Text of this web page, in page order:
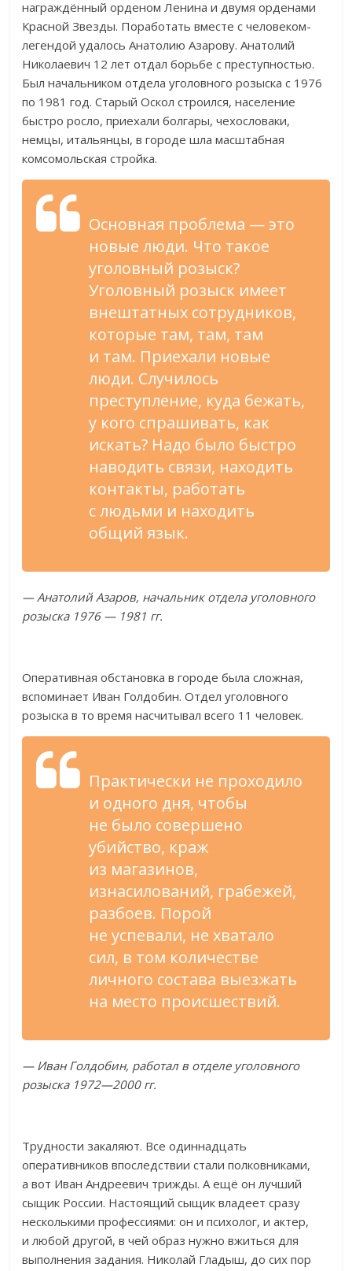
награждённый орденом Ленина и двумя орденами
Красной Звезды. Поработать вместе с человеком-
легендой удалось Анатолию Азарову. Анатолий
Николаевич 12 лет отдал борьбе с преступностью.
Был начальником отдела уголовного розыска с 1976
по 1981 год. Старый Оскол строился, население
быстро росло, приехали болгары, чехословаки,
немцы, итальянцы, в городе шла масштабная
комсомольская стройка.
Основная проблема —это
новые люди. Что такое
уголовный розыск?
Уголовный розыск имеет
внештатных сотрудников,
которые там, там, там
и там. Приехали новые
люди. Случилось
преступление, куда бежать,
у кого спрашивать, как
искать? Надо было быстро
наводить связи, находить
контакты, работать
с людьми и находить
общий язык.
— Анатолий Азаров, начальник отдела уголовного
розыска 1976 —1981 гг.
Оперативная обстановка в городе была сложная,
вспоминает Иван Голдобин. Отдел уголовного
розыска в то время насчитывал всего 11 человек.
Практически не проходило
и одного дня, чтобы
не было совершено
убийство, краж
из магазинов,
изнасилований, грабежей,
разбоев. Порой
не успевали, не хватало
сил, в том количестве
личного состава выезжать
на место происшествий.
— Иван Голдобин, работал в отделе уголовного
розыска 1972—2000 гг.
Трудности закаляют. Все одиннадцать
оперативников впоследствии стали полковниками,
а вот Иван Андреевич трижды. А ещё он лучший
сыщик России. Настоящий сыщик владеет сразу
несколькими профессиями: он и психолог, и актер,
и любой другой, в чей образ нужно вжиться для
выполнения задания. Николай Гладыш, до сих пор